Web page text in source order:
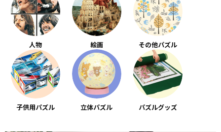
人物 絵画 その他パズル
子供用パズル 立体パズル パズルグッズ